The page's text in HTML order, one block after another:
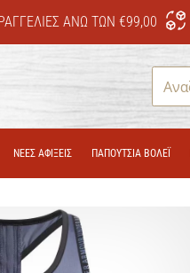
ΆΝΩ ΤΩΝ €99,00
ΝΕΕΣ ΑΦΙΞΕΙΣ ΠΑΠΟΎΤΣΙΑ ΒΌΛΕΪ